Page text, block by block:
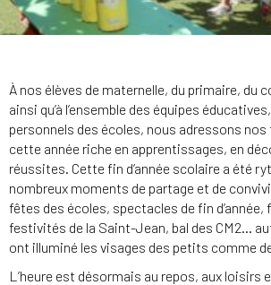
À nos élèves de maternelle, du primaire, du
ainsi qu’à l’ensemble des équipes
personnels des écoles, nous adressons
cette année riche en apprentissages, en
réussites. Cette fin d’année scolaire a été
nombreux moments de partage et de
fêtes des écoles, spectacles de fin d’année,
festivités de la Saint-Jean, bal des CM2…
ont illuminé les visages des petits comme
L’heure est désormais au repos, aux loisirs